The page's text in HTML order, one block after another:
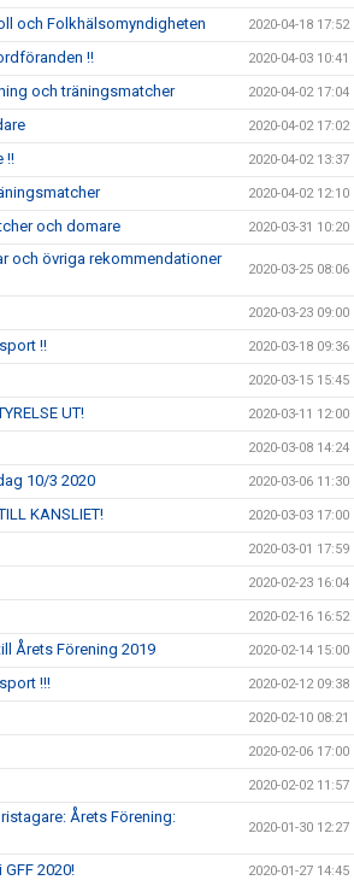
och Folkhälsomyndigheten 2020-04-18 17:52
!! 2020-04-03 10:41
och träningsmatcher 2020-04-02 17:04
2020-04-02 17:02
!! 2020-04-02 13:37
2020-04-02 12:10
och domare 2020-03-31 10:20
och övriga rekommendationer
2020-03-25 08:06
2020-03-23 09:00
!! 2020-03-18 09:36
2020-03-15 15:45
UT! 2020-03-11 12:00
2020-03-08 14:24
10/3 2020 2020-03-06 11:30
KANSLIET! 2020-03-03 17:00
2020-03-01 17:59
2020-02-23 16:04
2020-02-16 16:52
Årets Förening 2019 2020-02-14 15:00
!!! 2020-02-12 09:38
2020-02-10 08:21
2020-02-06 17:00
2020-02-02 11:57
Årets Förening:
2020-01-30 12:27
GFF 2020! 2020-01-27 14:45